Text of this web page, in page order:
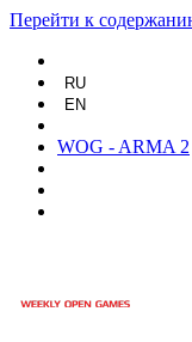
Перейти к
RU
EN
WOG - ARMA 2